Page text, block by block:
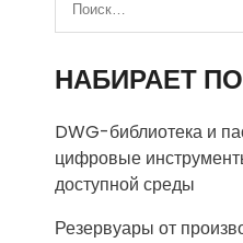
НАБИРАЕТ
DWG-библиотека и
цифровые
доступной среды
Резервуары от